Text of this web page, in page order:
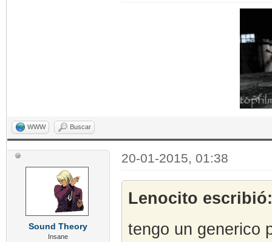
WWW Buscar
Sound Theory
Insane
20-01-2015, 01:38
Lenocito
tengo un generico